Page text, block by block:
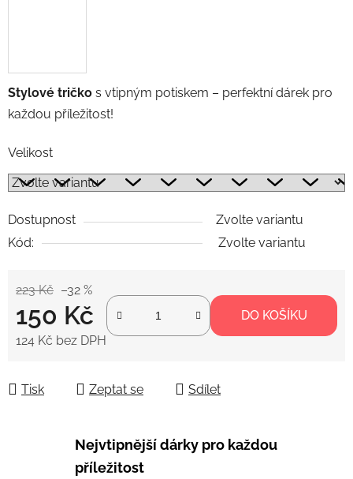
Stylové tričko s vtipným potiskem – perfektní dárek pro
každou příležitost!
Velikost
Dostupnost
Zvolte variantu
Kód:
Zvolte variantu
223 Kč –32 %
150 Kč
124 Kč bez DPH
DO KOŠÍKU
Tisk Zeptat se Sdílet
Nejvtipnější dárky pro každou
příležitost